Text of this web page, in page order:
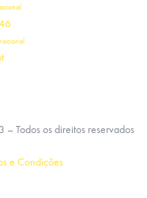
– Todos os direitos reservados
e Condições